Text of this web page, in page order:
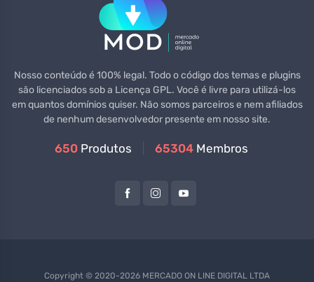
Nosso conteúdo é 100% legal. Todo o código dos temas e plugins
são licenciados sob a Licença GPL. Você é livre para utilizá-los
em quantos domínios quiser. Não somos parceiros e nem afiliados
de nenhum desenvolvedor presente em nosso site.
650 Produtos 65304 Membros
Copyright © 2020-2026 MERCADO ON LINE DIGITAL LTDA